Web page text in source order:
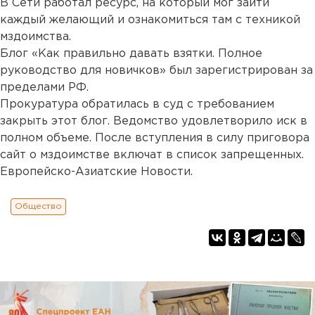
В Сети работал ресурс, на который мог зайти
каждый желающий и ознакомиться там с техникой
мздоимства.
Блог «Как правильно давать взятки. Полное
руководство для новичков» был зарегистрирован за
пределами РФ.
Прокуратура обратилась в суд с требованием
закрыть этот блог. Ведомство удовлетворило иск в
полном объеме. После вступления в силу приговора
сайт о мздоимстве включат в список запрещенных.
Европейско-Азиатские Новости.
Общество